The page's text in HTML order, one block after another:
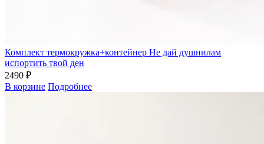
Комплект термокружка+контейнер Не дай душнилам
испортить твой ден
2490 ₽
В корзине Подробнее